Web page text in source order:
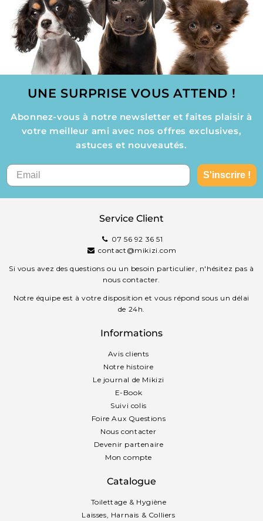
UNE SURPRISE VOUS ATTEND !
Abonnez-vous à notre newsletter et faites plaisir à
votre meilleur ami avec nos offres exclusives,
astuces et nouveautés.
S'inscrire !
Service Client
07 56 92 36 51
contact@mikizi.com
Si vous avez des questions ou un besoin particulier, n'hésitez pas à
nous contacter.
Notre équipe est à votre disposition et vous répond sous un délai
de 24h.
Informations
Avis clients
Notre histoire
Le journal de Mikizi
E-Book
Suivi colis
Foire Aux Questions
Nous contacter
Devenir partenaire
Mon compte
Catalogue
Toilettage & Hygiène
Laisses, Harnais & Colliers